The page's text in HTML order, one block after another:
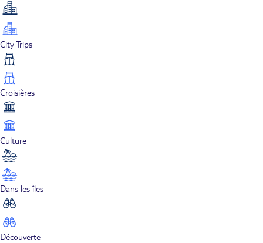
City Trips
Croisières
Culture
Dans les îles
Découverte